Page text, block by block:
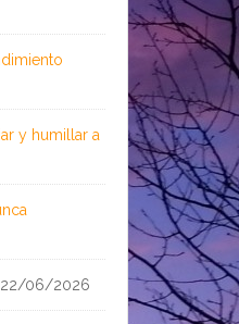
y humillar a
22/06/2026